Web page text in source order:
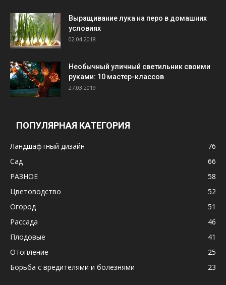
Выращивание лука на перо в домашних
условиях
02.04.2018
Необычный уличный светильник своими
руками: 10 мастер-классов
27.03.2019
ПОПУЛЯРНАЯ КАТЕГОРИЯ
Ландшафтный дизайн
76
Сад
66
РАЗНОЕ
58
Цветоводство
52
Огород
51
Рассада
46
Плодовые
41
Отопление
25
Борьба с вредителями и болезнями
23